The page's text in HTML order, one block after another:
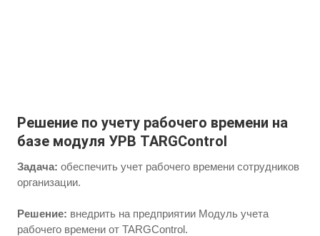
Решение по учету рабочего времени на
базе модуля УРВ TARGControl
Задача: обеспечить учет рабочего времени сотрудников
организации.
Решение: внедрить на предприятии Модуль учета
рабочего времени от TARGControl.